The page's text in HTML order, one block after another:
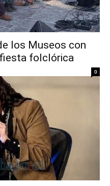
los Museos con
folclórica
0